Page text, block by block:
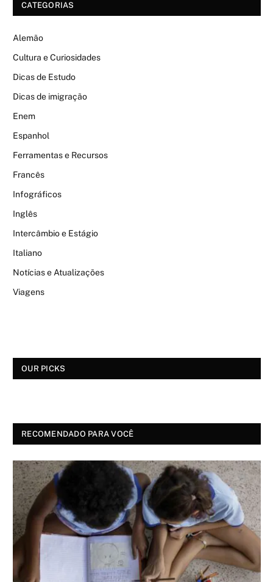
CATEGORIAS
Alemão
Cultura e Curiosidades
Dicas de Estudo
Dicas de imigração
Enem
Espanhol
Ferramentas e Recursos
Francês
Infográficos
Inglês
Intercâmbio e Estágio
Italiano
Notícias e Atualizações
Viagens
OUR PICKS
RECOMENDADO PARA VOCÊ